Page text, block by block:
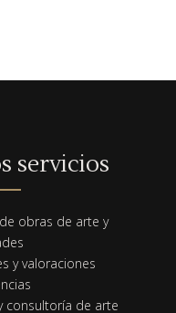
servicios
obras de arte y
y valoraciones
consultoría de arte